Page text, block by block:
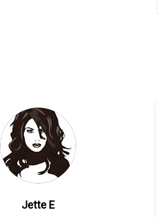
Jette E